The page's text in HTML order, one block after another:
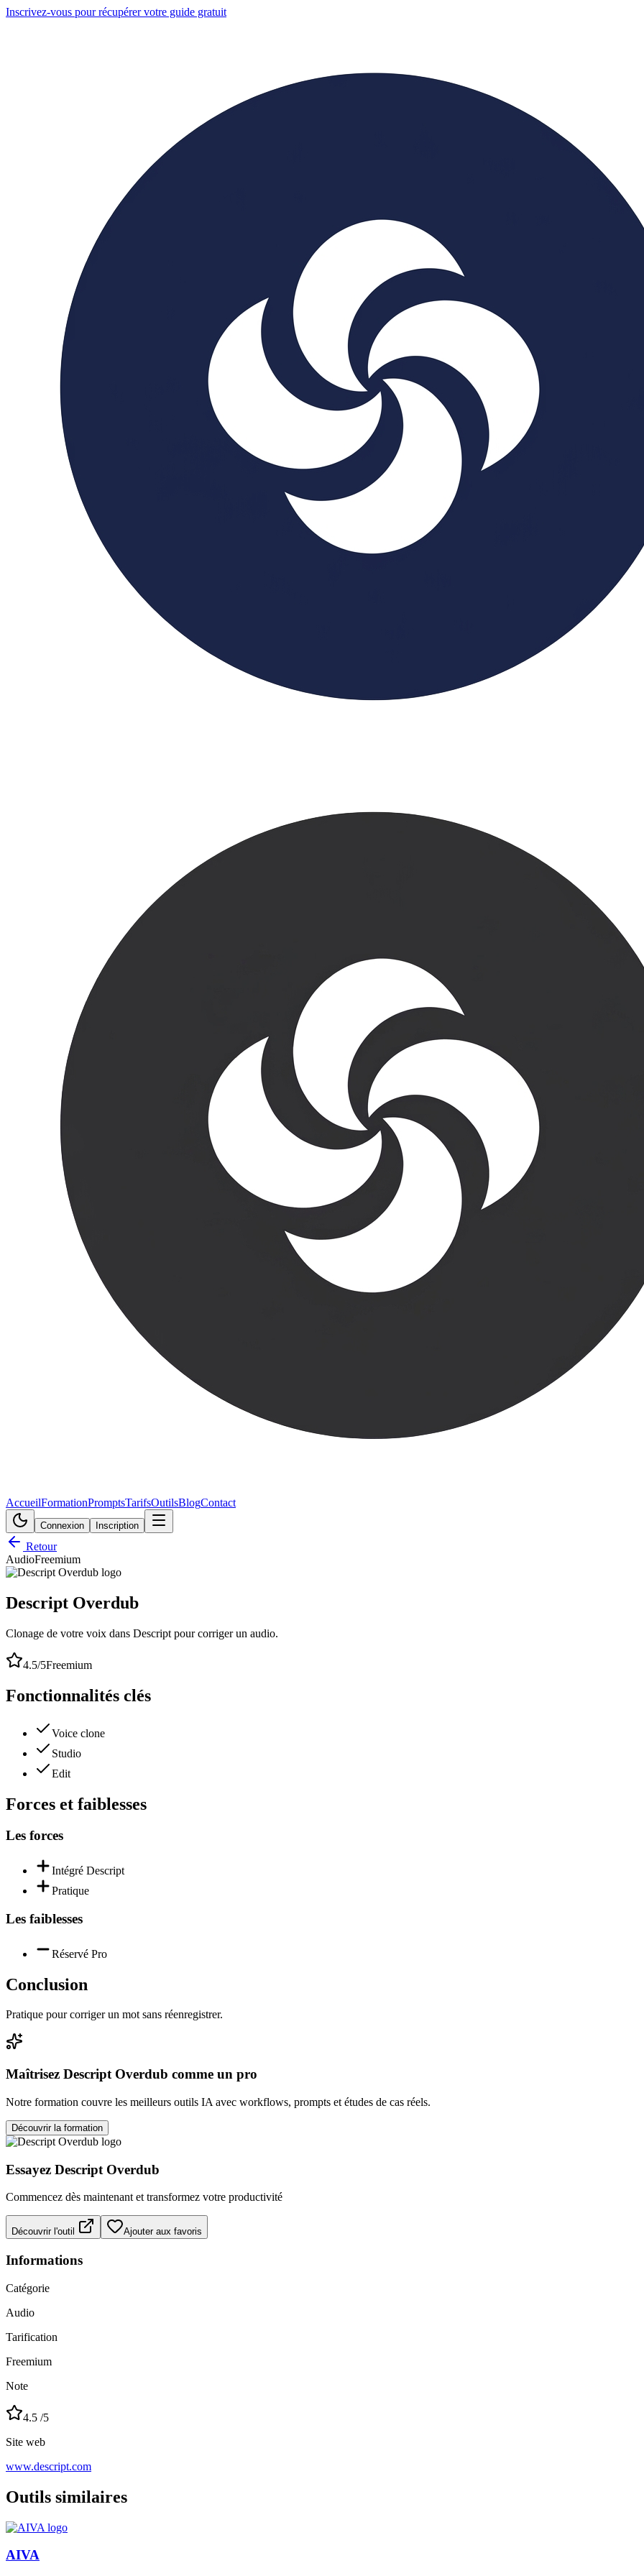
Inscrivez-vous pour récupérer votre guide gratuit
AccueilFormationPromptsTarifsOutilsBlogContact
Connexion Inscription
Retour
AudioFreemium
Descript Overdub
Clonage de votre voix dans Descript pour corriger un audio.
4.5/5Freemium
Fonctionnalités clés
Voice clone
Studio
Edit
Forces et faiblesses
Les forces
Intégré Descript
Pratique
Les faiblesses
Réservé Pro
Conclusion
Pratique pour corriger un mot sans réenregistrer.
Maîtrisez Descript Overdub comme un pro
Notre formation couvre les meilleurs outils IA avec workflows, prompts et études de cas réels.
Découvrir la formation
Essayez Descript Overdub
Commencez dès maintenant et transformez votre productivité
Découvrir l'outil Ajouter aux favoris
Informations
Catégorie
Audio
Tarification
Freemium
Note
4.5 /5
Site web
www.descript.com
Outils similaires
AIVA